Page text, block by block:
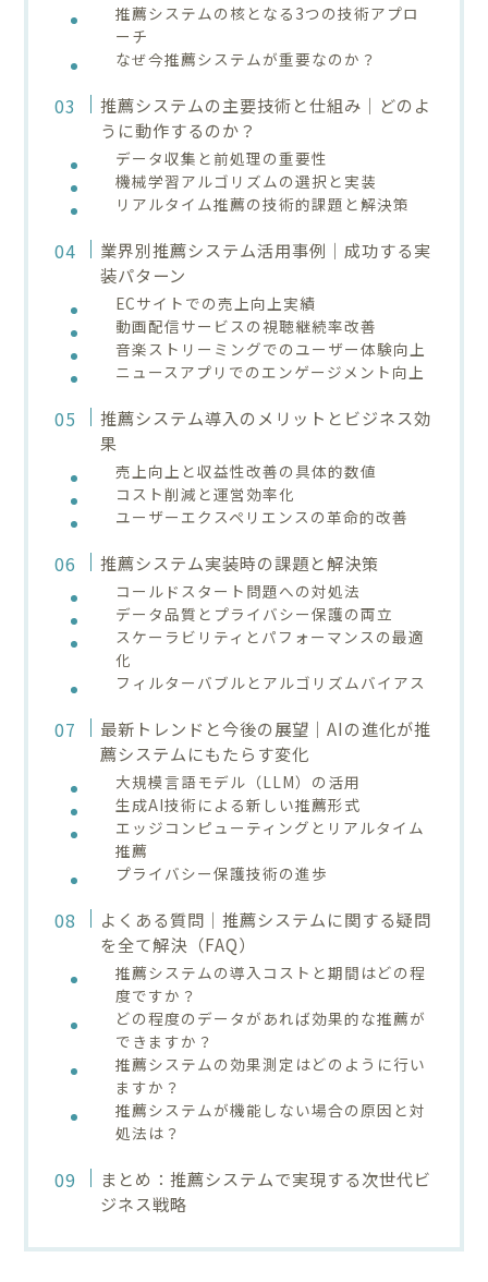
推薦システムの核となる3つの技術アプロ
ーチ
なぜ今推薦システムが重要なのか？
推薦システムの主要技術と仕組み｜どのよ
うに動作するのか？
データ収集と前処理の重要性
機械学習アルゴリズムの選択と実装
リアルタイム推薦の技術的課題と解決策
業界別推薦システム活用事例｜成功する実
装パターン
ECサイトでの売上向上実績
動画配信サービスの視聴継続率改善
音楽ストリーミングでのユーザー体験向上
ニュースアプリでのエンゲージメント向上
推薦システム導入のメリットとビジネス効
果
売上向上と収益性改善の具体的数値
コスト削減と運営効率化
ユーザーエクスペリエンスの革命的改善
推薦システム実装時の課題と解決策
コールドスタート問題への対処法
データ品質とプライバシー保護の両立
スケーラビリティとパフォーマンスの最適
化
フィルターバブルとアルゴリズムバイアス
最新トレンドと今後の展望｜AIの進化が推
薦システムにもたらす変化
大規模言語モデル（LLM）の活用
生成AI技術による新しい推薦形式
エッジコンピューティングとリアルタイム
推薦
プライバシー保護技術の進歩
よくある質問｜推薦システムに関する疑問
を全て解決（FAQ）
推薦システムの導入コストと期間はどの程
度ですか？
どの程度のデータがあれば効果的な推薦が
できますか？
推薦システムの効果測定はどのように行い
ますか？
推薦システムが機能しない場合の原因と対
処法は？
まとめ：推薦システムで実現する次世代ビ
ジネス戦略